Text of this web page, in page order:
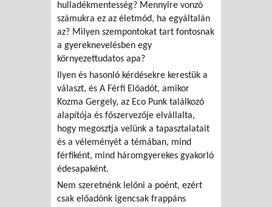
hulladékmentesség? Mennyire vonzó
számukra ez az életmód, ha egyáltalán
az? Milyen szempontokat tart fontosnak
a gyereknevelésben egy
környezettudatos apa?
Ilyen és hasonló kérdésekre kerestük a
választ, és A Férfi Előadót, amikor
Kozma Gergely, az Eco Punk találkozó
alapítója és főszervezője elvállalta,
hogy megosztja velünk a tapasztalatait
és a véleményét a témában, mind
férfiként, mind háromgyerekes gyakorló
édesapaként.
Nem szeretnénk lelőni a poént, ezért
csak előadónk igencsak frappáns